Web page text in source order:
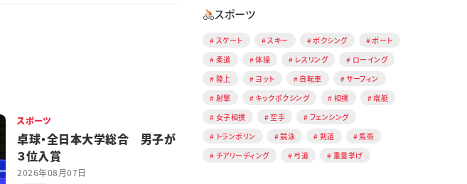
スポーツ
卓球・全日本大学総合 男子が
３位入賞
2026年08月07日
スポーツ
スケート スキー ボクシング
ボート
柔道
体操 レスリング
ローイング
陸上
ヨット 自転車
サーフィン
射撃
キックボクシング 相撲
端艇
女子相撲
空手
フェンシング
トランポリン
競泳 剣道
馬術
チアリーディング
弓道 重量挙げ